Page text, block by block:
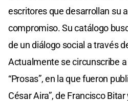
escritores que desarrollan su
compromiso. Su catálogo
de un diálogo social a través
Actualmente se circunscribe
“Prosas”, en la que fueron
César Aira”, de Francisco Bitar